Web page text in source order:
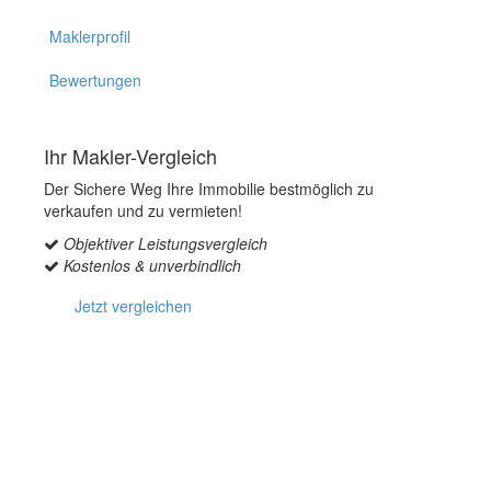
Maklerprofil
Bewertungen
Ihr Makler-Vergleich
Der Sichere Weg Ihre Immobilie bestmöglich zu
verkaufen und zu vermieten!
Objektiver Leistungsvergleich
Kostenlos & unverbindlich
Jetzt vergleichen